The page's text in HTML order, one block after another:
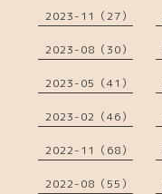
2023-11（27）
2023-08（30）
2023-05（41）
2023-02（46）
2022-11（68）
2022-08（55）